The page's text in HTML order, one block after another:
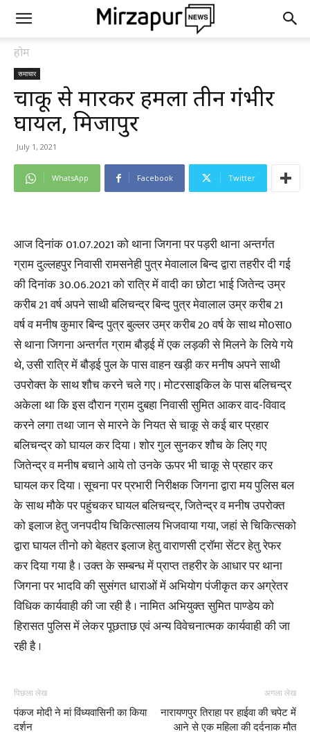
होम
समाचार
चाकू से मारकर हमला तीन गंभीर
घायल, मिर्जापुर
July 1, 2021
WhatsApp Facebook Twitter
आज दिनांक 01.07.2021 को थाना जिगना पर पड़री थाना अन्तर्गत
ग्राम दुल्लहपुर निवासी रामसनेही पुत्र मेवालाल बिन्द द्वारा तहरीर दी गई
की दिनांक 30.06.2021 को रात्रि में वादी का छोटा भाई जितेन्द उम्र
करीब 21 वर्ष अपने साथी बलिचन्द्र बिन्द पुत्र मेवालाल उम्र करीब 21
वर्ष व मनीष कुमार बिन्द पुत्र बुल्लर उम्र करीब 20 वर्ष के साथ मो0सा0
से थाना जिगना अन्तर्गत ग्राम बौड़ई में एक लड़की से मिलने के लिये गये
थे, उसी रात्रि में बौड़ई पुल के पास वाहन खड़ी कर मनीष अपने साथी
उपरोक्त के साथ शौच करने चले गए । मोटरसाइकिल के पास बलिचन्द्र
अकेला था कि इस दौरान ग्राम दुबहा निवासी सुमित आकर वाद-विवाद
करने लगा तथा जान से मारने के नियत से चाकू से कई बार प्रहार
बलिचन्द्र को घायल कर दिया । शोर गुल सुनकर शौच के लिए गए
जितेन्द्र व मनीष बचाने आये तो उनके ऊपर भी चाकू से प्रहार कर
घायल कर दिया । सूचना पर प्रभारी निरीक्षक जिगना द्वारा मय पुलिस बल
के साथ मौके पर पहुंचकर घायल बलिचन्द्र, जितेन्द्र व मनीष उपरोक्त
को इलाज हेतु जनपदीय चिकित्सालय भिजवाया गया, जहां से चिकित्सको
द्वारा घायल तीनो को बेहतर इलाज हेतु वाराणसी ट्रॉमा सेंटर हेतु रेफर
कर दिया गया है । उक्त के सम्बन्ध में प्राप्त तहरीर के आधार पर थाना
जिगना पर भादवि की सुसंगत धाराओं में अभियोग पंजीकृत कर अग्रेतर
विधिक कार्यवाही की जा रही है । नामित अभियुक्त सुमित पाण्डेय को
हिरासत पुलिस में लेकर पूछताछ एवं अन्य विवेचनात्मक कार्यवाही की जा
रही है ।
पिछला लेख
पंकज मोदी ने मां विंध्यवासिनी का किया
दर्शन
अगला लेख
नारायणपुर तिराहा पर हाईवा की चपेट में
आने से एक महिला की दर्दनाक मौत